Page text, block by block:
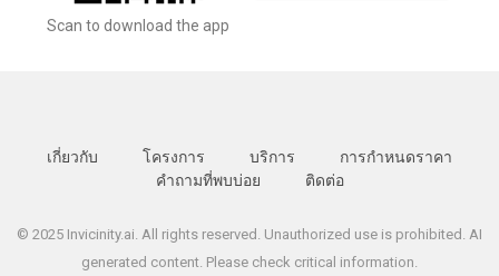
Scan to download the app
เกี่ยวกับ โครงการ บริการ
การกำหนดราคา
คำถามที่พบบ่อย
ติดต่อ
© 2025 Invicinity.ai. All rights reserved. Unauthorized use is prohibited. AI
generated content. Please check critical information.